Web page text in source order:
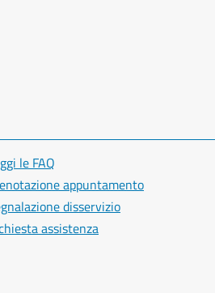
le FAQ
appuntamento
disservizio
assistenza